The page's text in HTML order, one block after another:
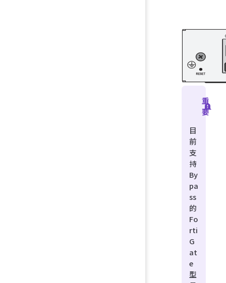
重
要
目
前
支
持
By
pa
ss
的
Fo
rti
G
at
e
型